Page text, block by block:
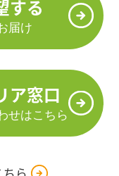
する
届け
ア窓口
せはこちら